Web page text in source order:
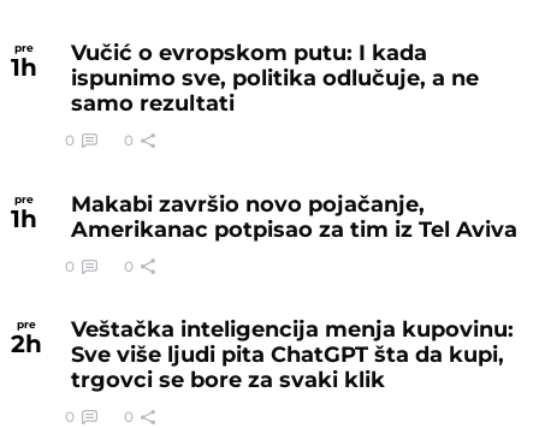
pre
1h
Vučić o evropskom putu: I kada
ispunimo sve, politika odlučuje, a ne
samo rezultati
0 0
pre
1h
Makabi završio novo pojačanje,
Amerikanac potpisao za tim iz Tel Aviva
0 0
pre
2h
Veštačka inteligencija menja kupovinu:
Sve više ljudi pita ChatGPT šta da kupi,
trgovci se bore za svaki klik
0 0